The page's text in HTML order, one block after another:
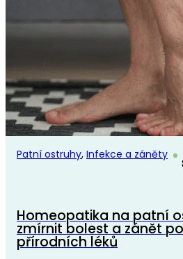
Patní ostruhy, Infekce a záněty
Homeopatika na patní
zmírnit bolest a zánět
přírodních léků